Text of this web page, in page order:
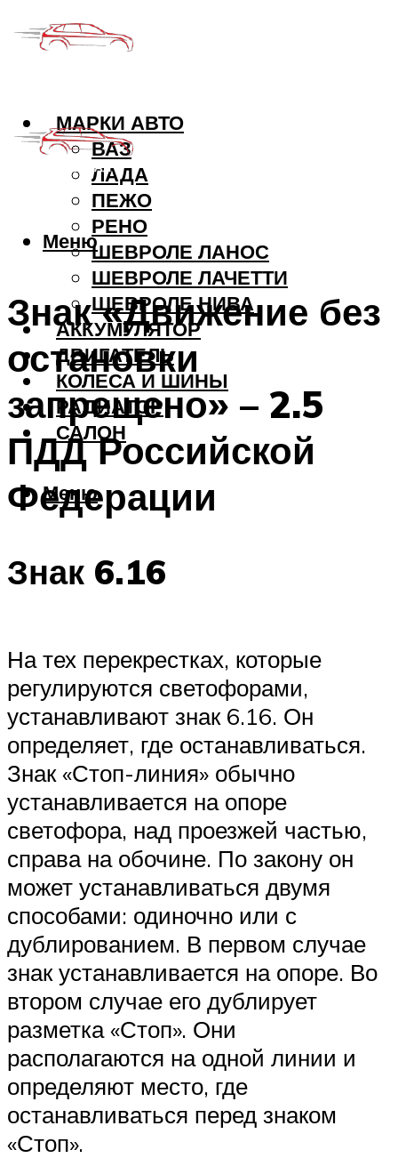
МАРКИ АВТО
ВАЗ
ЛАДА
ПЕЖО
РЕНО
ШЕВРОЛЕ ЛАНОС
ШЕВРОЛЕ ЛАЧЕТТИ
ШЕВРОЛЕ НИВА
АККУМУЛЯТОР
ДВИГАТЕЛЬ
КОЛЕСА И ШИНЫ
РАДИАТОР
САЛОН
Меню
Меню
Знак «Движение без
остановки
запрещено» – 2.5
ПДД Российской
Федерации
Знак 6.16
На тех перекрестках, которые
регулируются светофорами,
устанавливают знак 6.16. Он
определяет, где останавливаться.
Знак «Стоп-линия» обычно
устанавливается на опоре
светофора, над проезжей частью,
справа на обочине. По закону он
может устанавливаться двумя
способами: одиночно или с
дублированием. В первом случае
знак устанавливается на опоре. Во
втором случае его дублирует
разметка «Стоп». Они
располагаются на одной линии и
определяют место, где
останавливаться перед знаком
«Стоп».